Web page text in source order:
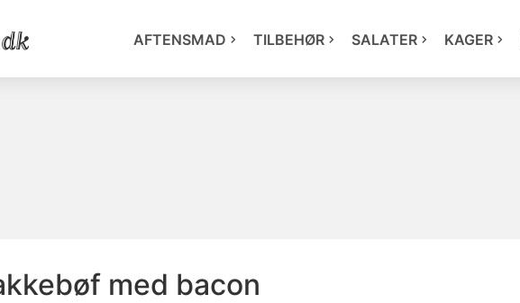
AFTENSMAD TILBEHØR SALATER KAGER
med bacon